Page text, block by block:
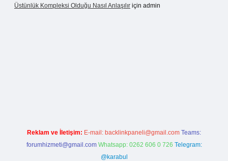
Üstünlük Kompleksi Olduğu Nasıl Anlaşılır için admin
Reklam ve İletişim: E-mail: backlinkpaneli@gmail.com Teams:
forumhizmeti@gmail.com Whatsapp: 0262 606 0 726 Telegram:
@karabul